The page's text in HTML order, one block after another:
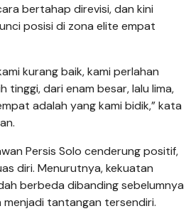
bertahap direvisi, dan kini
posisi di zona elite empat
kurang baik, kami perlahan
tinggi, dari enam besar, lalu lima,
adalah yang kami bidik,” kata
Persis Solo cenderung positif,
diri. Menurutnya, kekuatan
berbeda dibanding sebelumnya
tantangan tersendiri.